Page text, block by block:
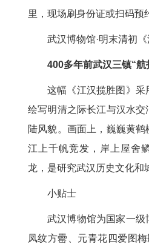
里，现场刷身份证或扫码预
武汉博物馆·明末清初《
400多年前武汉三镇“航
这幅《江汉揽胜图》
绘写明清之际长江与汉水
陆风貌。画面上，巍巍黄鹤
江上千帆竞发，岸上屋舍
龙，是研究武汉历史文化和
小贴士
武汉博物馆为国家一
凤纹方罍、元青花四爱图